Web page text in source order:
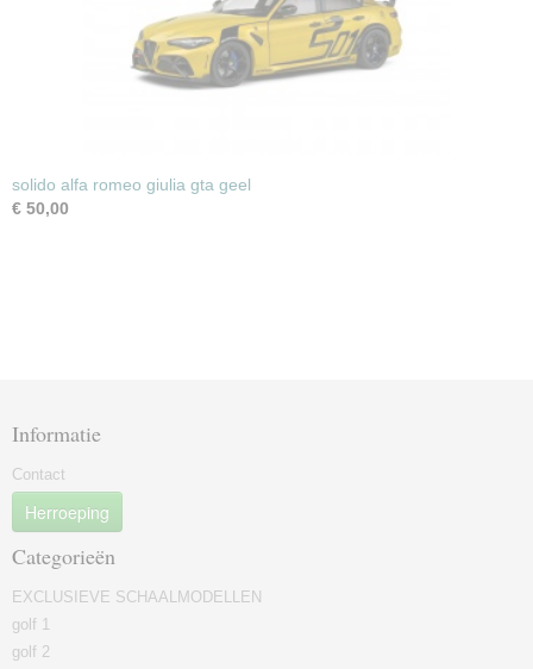
solido alfa romeo giulia gta geel
€ 50,00
Informatie
Contact
Herroeping
Categorieën
EXCLUSIEVE SCHAALMODELLEN
golf 1
golf 2